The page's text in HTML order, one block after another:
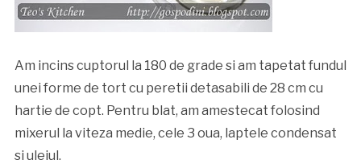
Am incins cuptorul la 180 de grade si am tapetat fundul
unei forme de tort cu peretii detasabili de 28 cm cu
hartie de copt. Pentru blat, am amestecat folosind
mixerul la viteza medie, cele 3 oua, laptele condensat
si uleiul.